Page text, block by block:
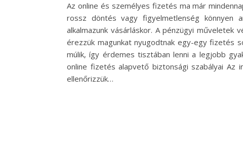
Az online és személyes fizetés ma már
rossz döntés vagy figyelmetlenség könnyen
alkalmazunk vásárláskor. A pénzügyi műveletek
érezzük magunkat nyugodtnak egy-egy fizetés
múlik, így érdemes tisztában lenni a legjobb
online fizetés alapvető biztonsági szabályai Az
ellenőrizzük…